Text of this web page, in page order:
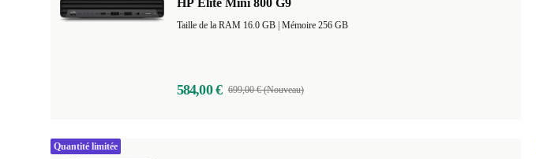
HP Elite Mini 800 G9
Mémoire 256 GB
584,00 € 699,00 € (Nouveau)
Quantité limitée